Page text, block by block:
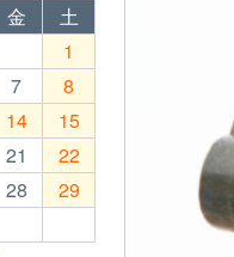
金
土
1
7
8
14
15
21
22
28
29